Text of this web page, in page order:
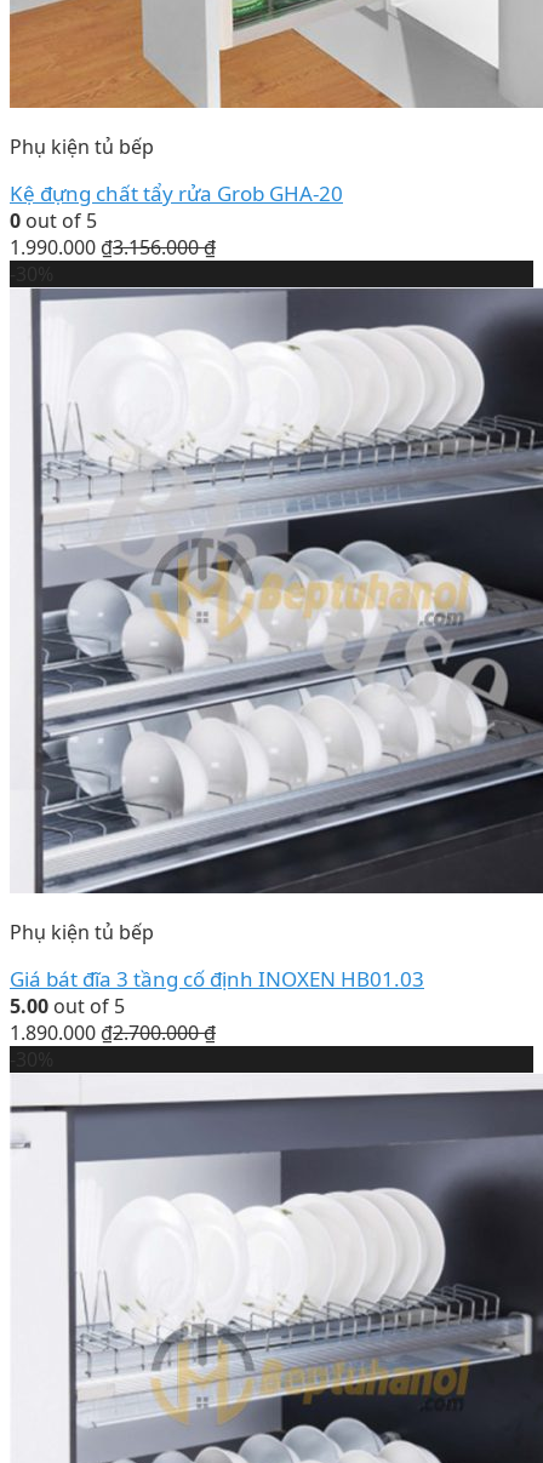
Phụ kiện tủ bếp
Kệ đựng chất tẩy rửa Grob GHA-20
0 out of 5
1.990.000 ₫3.156.000₫
Phụ kiện tủ bếp
Giá bát đĩa 3 tầng cố định INOXEN HB01.03
5.00 out of 5
1.890.000 ₫2.700.000₫